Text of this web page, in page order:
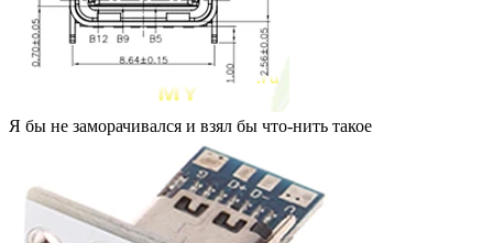
Я бы не заморачивался и взял бы что-нить такое